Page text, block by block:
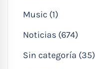
Music (1)
Noticias (674)
Sin categoría (35)